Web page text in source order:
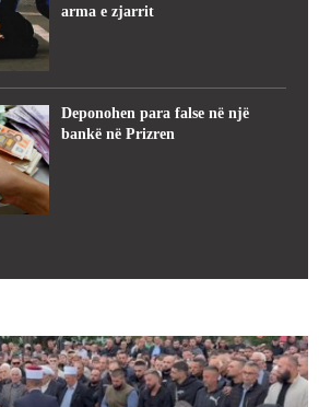
arma e zjarrit
Deponohen para false në një
bankë në Prizren